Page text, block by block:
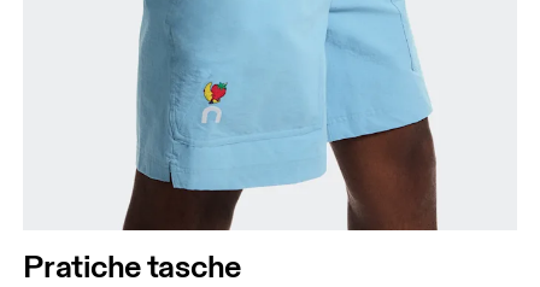
Pratiche tasche